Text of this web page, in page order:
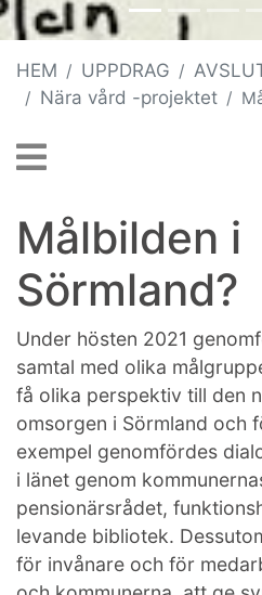
HEM UPPDRAG
Nära vård -projektet
Målbilden i
Sörmland?
Under hösten 2021
samtal med olika
få olika perspektiv till den
omsorgen i Sörmland och
exempel genomfördes
i länet genom
pensionärsrådet,
levande bibliotek.
för invånare och för